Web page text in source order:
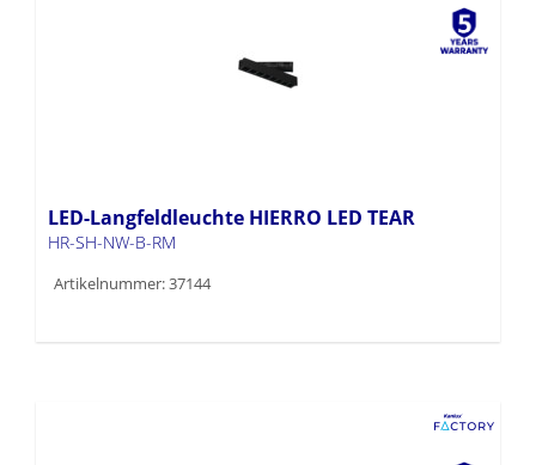
LED-Langfeldleuchte HIERRO LED TEAR
HR-SH-NW-B-RM
Artikelnummer: 37144